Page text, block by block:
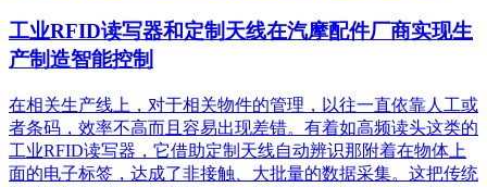
工业RFID读写器和定制天线在汽摩配件厂商实现生
产制造智能控制
在相关生产线上，对于相关物件的管理，以往一直依靠人工或
者条码，效率不高而且容易出现差错。有着如高频读头这类的
工业RFID读写器，它借助定制天线自动辨识那附着在物体上
面的电子标签，达成了非接触、大批量的数据采集。这把传统